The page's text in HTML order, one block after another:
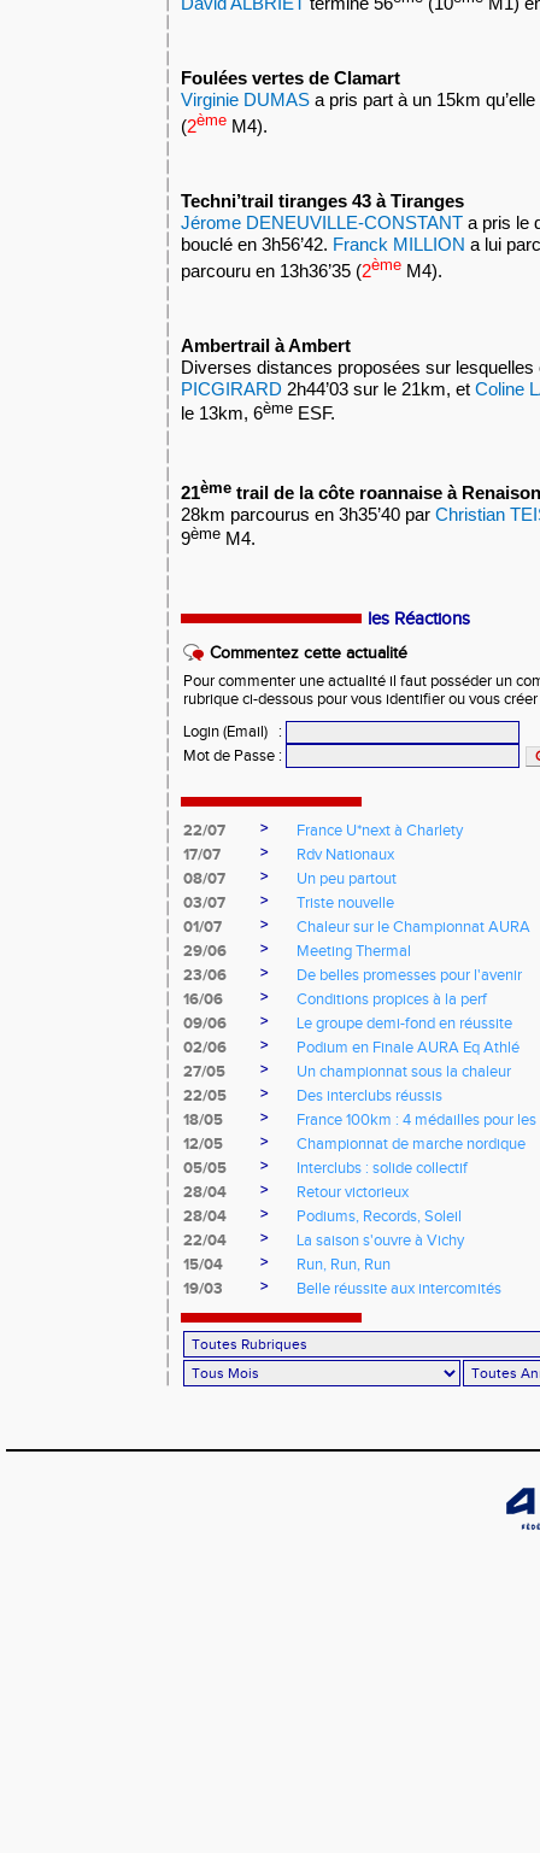
Foulées vertes de Clamart
Virginie DUMAS a pris part à un 15km
(2ème M4).
Techni’trail tiranges 43 à Tiranges
Jérome DENEUVILLE-CONSTANT a pris le
bouclé en 3h56’42. Franck MILLION a lui
parcouru en 13h36’35 (2ème M4).
Ambertrail à Ambert
Diverses distances proposées sur
PICGIRARD 2h44’03 sur le 21km, et Coline
le 13km, 6ème ESF.
21ème trail de la côte roannaise à Renaison
28km parcourus en 3h35’40 par Christian
9ème M4.
les Réactions
Commentez cette actualité
Pour commenter une actualité il faut posséder un
rubrique ci-dessous pour vous identifier ou vous
Login (Email)
:
Mot de Passe :
22/07 >
France U*next à Charlety
17/07
>
Rdv Nationaux
08/07
>
Un peu partout
03/07
>
Triste nouvelle
01/07
>
Chaleur sur le Championnat AURA
29/06
>
Meeting Thermal
23/06
>
De belles promesses pour l'avenir
16/06
>
Conditions propices à la perf
09/06
>
Le groupe demi-fond en réussite
02/06
>
Podium en Finale AURA Eq Athlé
27/05
>
Un championnat sous la chaleur
22/05
>
Des interclubs réussis
18/05
>
France 100km : 4 médailles pour
12/05
>
Championnat de marche nordique
05/05
>
Interclubs : solide collectif
28/04
>
Retour victorieux
28/04
>
Podiums, Records, Soleil
22/04
>
La saison s'ouvre à Vichy
15/04
>
Run, Run, Run
19/03
> Belle réussite aux intercomités